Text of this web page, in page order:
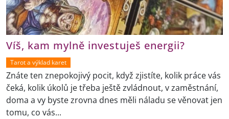
Víš, kam mylně investuješ energii?
Tarot a výklad karet
Znáte ten znepokojivý pocit, když zjistíte, kolik práce vás
čeká, kolik úkolů je třeba ještě zvládnout, v zaměstnání,
doma a vy byste zrovna dnes měli náladu se věnovat jen
tomu, co vás...